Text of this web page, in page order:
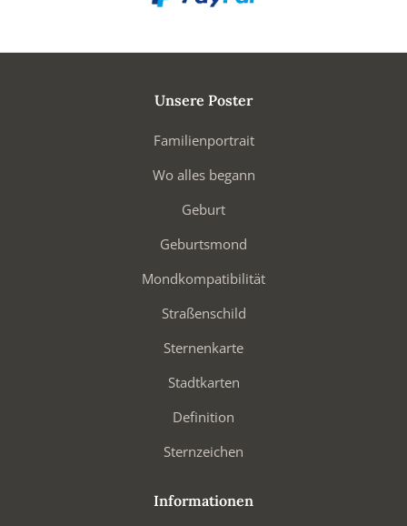
Unsere Poster
Familienportrait
Wo alles begann
Geburt
Geburtsmond
Mondkompatibilität
Straßenschild
Sternenkarte
Stadtkarten
Definition
Sternzeichen
Informationen